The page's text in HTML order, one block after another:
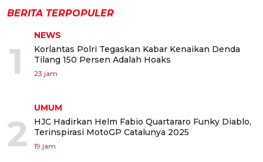
BERITA TERPOPULER
1
NEWS
Korlantas Polri Tegaskan Kabar Kenaikan Denda
Tilang 150 Persen Adalah Hoaks
23 jam
2
UMUM
HJC Hadirkan Helm Fabio Quartararo Funky Diablo,
Terinspirasi MotoGP Catalunya 2025
19 jam